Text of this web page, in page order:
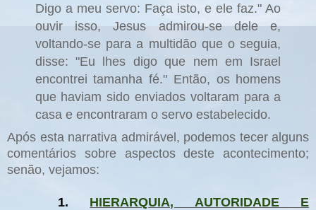
Digo a meu servo: Faça isto, e ele faz." Ao
ouvir isso, Jesus admirou-se dele e,
voltando-se para a multidão que o seguia,
disse: "Eu lhes digo que nem em Israel
encontrei tamanha fé." Então, os homens
que haviam sido enviados voltaram para a
casa e encontraram o servo estabelecido.
Após esta narrativa admirável, podemos tecer alguns
comentários sobre aspectos deste acontecimento;
senão, vejamos:
1.
HIERARQUIA, AUTORIDADE E